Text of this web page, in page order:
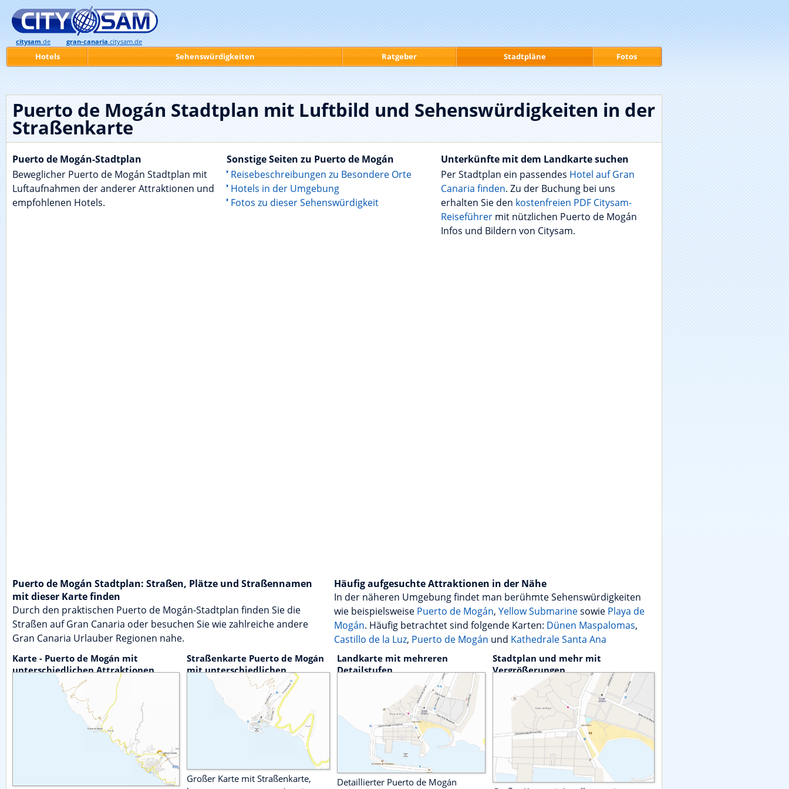
Puerto de Mogán Stadtplan mit Luftbild und Sehenswürdigkeiten in der
Straßenkarte
Puerto de Mogán-Stadtplan
Beweglicher Puerto de Mogán Stadtplan mit
Luftaufnahmen der anderer Attraktionen und
empfohlenen Hotels.
Sonstige Seiten zu Puerto de Mogán
Reisebeschreibungen zu Besondere Orte
Hotels in der Umgebung
Fotos zu dieser Sehenswürdigkeit
Unterkünfte mit dem Landkarte suchen
Per Stadtplan ein passendes Hotel auf Gran
Canaria finden. Zu der Buchung bei uns
erhalten Sie den kostenfreien PDF Citysam-
Reiseführermit nützlichen Puerto de Mogán
Infos und Bildern von Citysam.
Puerto de Mogán Stadtplan: Straßen, Plätze und Straßennamen
mit dieser Karte finden
Durch den praktischen Puerto de Mogán-Stadtplan finden Sie die
Straßen auf Gran Canaria oder besuchen Sie wie zahlreiche andere
Gran Canaria Urlauber Regionen nahe.
Häufig aufgesuchte Attraktionen in der Nähe
In der näheren Umgebung findet man berühmte Sehenswürdigkeiten
wie beispielsweise Puerto de Mogán, Yellow Submarinesowie Playa de
Mogán. Häufig betrachtet sind folgende Karten: Dünen Maspalomas,
Castillo de la Luz, Puerto de Mogán und Kathedrale Santa Ana
Karte - Puerto de Mogán mit
unterschiedlichen Attraktionen
Straßenkarte Puerto de Mogán
mit unterschiedlichen
Vergrößerungen
Großer Karte mit Straßenkarte,
Landkarte mit mehreren
Detailstufen
Detaillierter Puerto de Mogán
Stadtplan und mehr mit
Vergrößerungen
citysam.de gran-canaria.citysam.de
Hotels Sehenswürdigkeiten Ratgeber Stadtpläne Fotos